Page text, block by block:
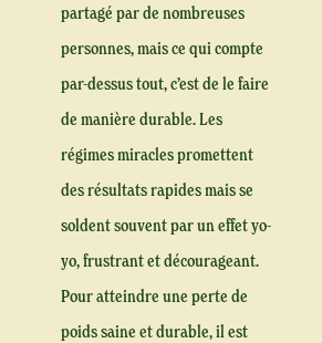
partagé par de nombreuses
personnes, mais ce qui compte
par-dessus tout, c’est de le faire
de manière durable. Les
régimes miracles promettent
des résultats rapides mais se
soldent souvent par un effet yo-
yo, frustrant et décourageant.
Pour atteindre une perte de
poids saine et durable, il est